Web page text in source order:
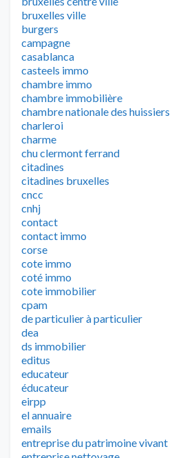
bruxelles ville
burgers
campagne
casablanca
casteels immo
chambre immo
chambre immobilière
chambre nationale des huissiers
charleroi
charme
chu clermont ferrand
citadines
citadines bruxelles
cncc
cnhj
contact
contact immo
corse
cote immo
coté immo
cote immobilier
cpam
de particulier à particulier
dea
ds immobilier
editus
educateur
éducateur
eirpp
el annuaire
emails
entreprise du patrimoine vivant